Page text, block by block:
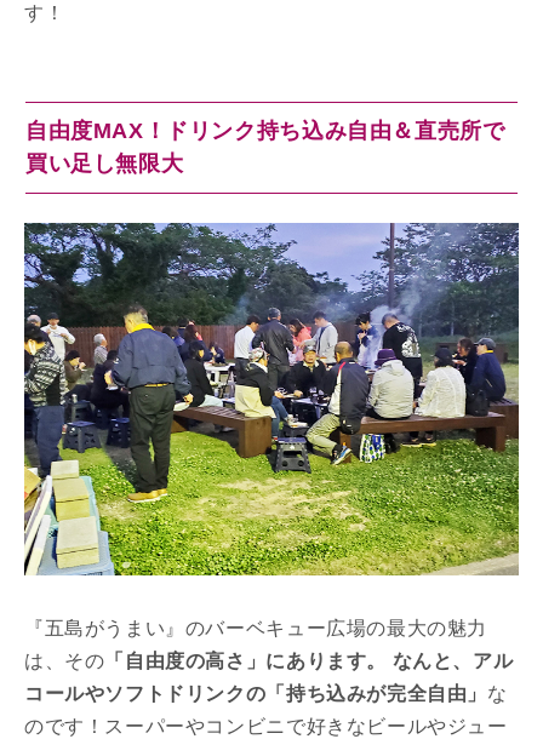
す！
自由度MAX！ドリンク持ち込み自由＆直売所で
買い足し無限大
『五島がうまい』のバーベキュー広場の最大の魅力
は、その 「自由度の高さ」にあります。 なんと、アル
コールやソフトドリンクの「持ち込みが完全自由」 な
のです！スーパーやコンビニで好きなビールやジュー